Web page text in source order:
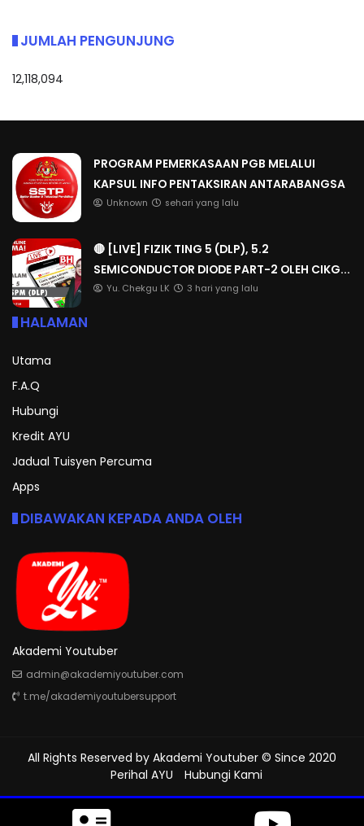
JUMLAH PENGUNJUNG
12,118,094
PROGRAM PEMERKASAAN PGB MELALUI
KAPSUL INFO PENTAKSIRAN ANTARABANGSA
Unknown sehari yang lalu
🔴 [LIVE] FIZIK TING 5 (DLP), 5.2
SEMICONDUCTOR DIODE PART-2 OLEH CIKG...
Yu. Chekgu LK 3 hari yang lalu
HALAMAN
Utama
F.A.Q
Hubungi
Kredit AYU
Jadual Tuisyen Percuma
Apps
DIBAWAKAN KEPADA ANDA OLEH
Akademi Youtuber
admin@akademiyoutuber.com
t.me/akademiyoutubersupport
All Rights Reserved by Akademi Youtuber © Since 2020
Perihal AYU
Hubungi Kami